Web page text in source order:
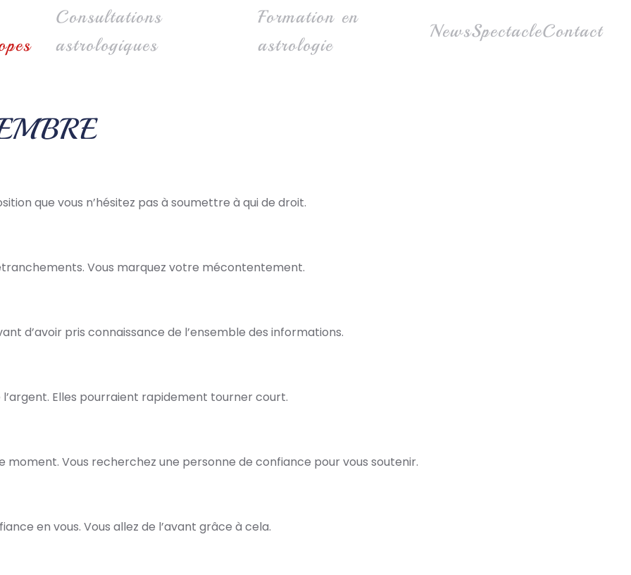
Consultations
astrologiques
Formation en
astrologie
NewsSpectacleContact
que vous n’hésitez pas à soumettre à qui de droit.
Vous marquez votre mécontentement.
d’avoir pris connaissance de l’ensemble des informations.
l’argent. Elles pourraient rapidement tourner court.
Vous recherchez une personne de confiance pour vous soutenir.
en vous. Vous allez de l’avant grâce à cela.